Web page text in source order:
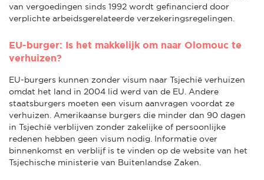
van vergoedingen sinds 1992 wordt gefinancierd door
verplichte arbeidsgerelateerde verzekeringsregelingen.
EU-burger: Is het makkelijk om naar Olomouc te
verhuizen?
EU-burgers kunnen zonder visum naar Tsjechië verhuizen
omdat het land in 2004 lid werd van de EU. Andere
staatsburgers moeten een visum aanvragen voordat ze
verhuizen. Amerikaanse burgers die minder dan 90 dagen
in Tsjechië verblijven zonder zakelijke of persoonlijke
redenen hebben geen visum nodig. Informatie over
binnenkomst en verblijf is te vinden op de website van het
Tsjechische ministerie van Buitenlandse Zaken.